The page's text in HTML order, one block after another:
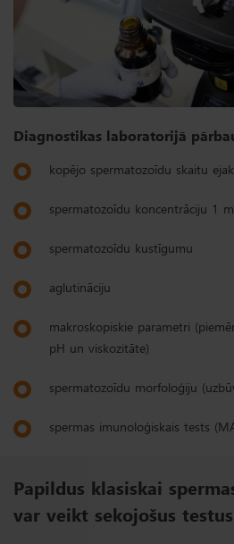
Diagnostikas laboratorijā
kopējo spermatozoīdu skaitu
spermatozoīdu koncentrāciju 1
spermatozoīdu kustīgumu
aglutināciju
makroskopiskie parametri
pH un viskozitāte)
spermatozoīdu morfoloģiju
spermas imunoloģiskais tests
Papildus klasiskai
var veikt sekojošus